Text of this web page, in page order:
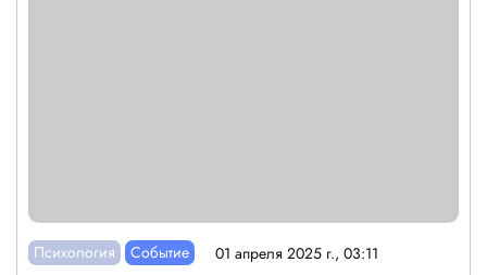
Психология Событие 01 апреля 2025 г., 03:11